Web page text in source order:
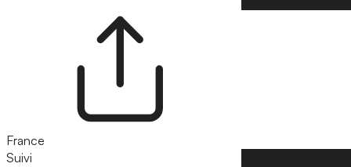
France
Suivi